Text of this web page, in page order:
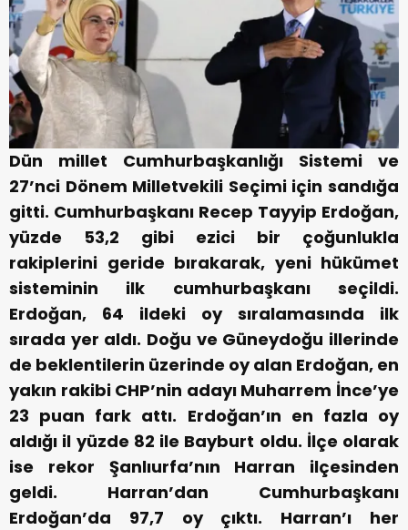
Dün millet Cumhurbaşkanlığı Sistemi ve
27’nci Dönem Milletvekili Seçimi için sandığa
gitti. Cumhurbaşkanı Recep Tayyip Erdoğan,
yüzde 53,2 gibi ezici bir çoğunlukla
rakiplerini geride bırakarak, yeni hükümet
sisteminin ilk cumhurbaşkanı seçildi.
Erdoğan, 64 ildeki oy sıralamasında ilk
sırada yer aldı. Doğu ve Güneydoğu illerinde
de beklentilerin üzerinde oy alan Erdoğan, en
yakın rakibi CHP’nin adayı Muharrem İnce’ye
23 puan fark attı. Erdoğan’ın en fazla oy
aldığı il yüzde 82 ile Bayburt oldu. İlçe olarak
ise rekor Şanlıurfa’nın Harran ilçesinden
geldi. Harran’dan Cumhurbaşkanı
Erdoğan’da 97,7 oy çıktı. Harran’ı her